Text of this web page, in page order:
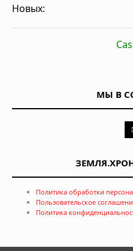
Новых:
МЫ В
Политика обработки
Пользовательское
Политика